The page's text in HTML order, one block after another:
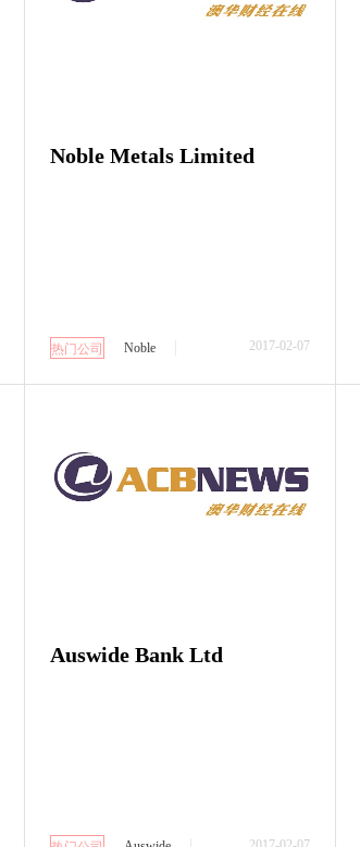
Noble Metals Limited
热门公司 Noble 2017-02-07
Auswide Bank Ltd